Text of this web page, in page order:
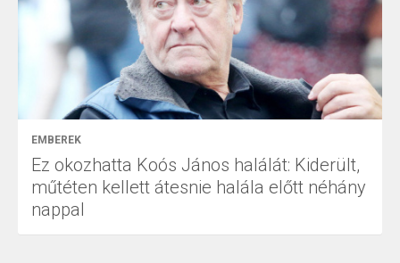
EMBEREK
Ez okozhatta Koós János halálát: Kiderült,
műtéten kellett átesnie halála előtt néhány
nappal